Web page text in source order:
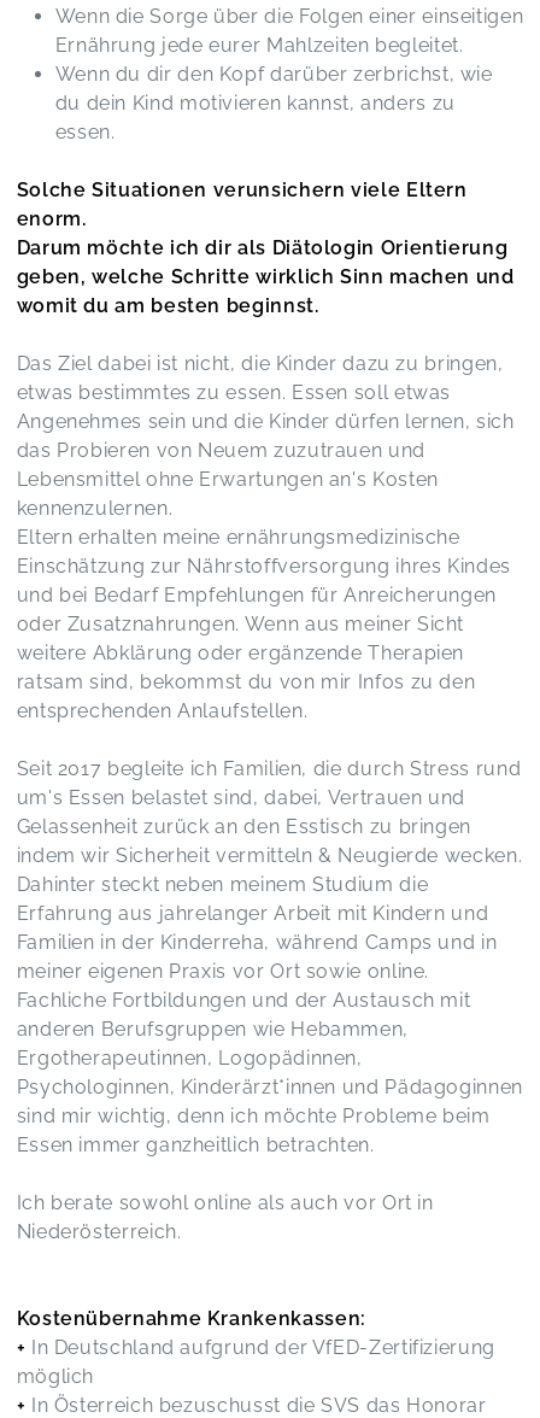
Lieblingsesser-Handbuch bei Picky Eating & ARFID
Aline,Mar 13
Danke für den interessanten Vortrag! Es war so
Sylvia-Maria,Feb 27
Vielleicht gibt es ja auch einmal die Möglichkeit
Therapeutinnen, die für Eltern beratend da sind,
zu machen. Liebe Grüße
Kinderernährung leicht gemacht! Vortrag on demand
Melanie,
Sehr toller Vortrag! Danke dafür!
Kinderernährung leicht gemacht! Vortrag on demand
Lukas,
Ein fachlich kompetentes Angebot in erfrischend
leichter Darbietung! Ein guter Input für alle, die
Kinder in Essensituationen begleiten!
Kinderernährung leicht gemacht! Vortrag on demand
Sabrina,Feb 25
Informatives Webinar Danke!
Kinderernährung leicht gemacht! Vortrag on demand
Sara, Feb 25
Sehr verständlich erklärt!
Kinderernährung leicht gemacht! Vortrag on demand
Viktoria-Mar...,Feb 25
Kinderernährung leicht gemacht! Vortrag on demand
Danke für den tollen Vortrag! War sehr informativ
:)
Kinderernährung leicht gemacht! Vortrag on demand
Michaela,
Wenn die Sorge über die Folgen einer einseitigen
Ernährung jede eurer Mahlzeiten begleitet.
Wenn du dir den Kopf darüber zerbrichst, wie
du dein Kind motivieren kannst, anders zu
essen.
Solche Situationen verunsichern viele Eltern
enorm.
Darum möchte ich dir als Diätologin Orientierung
geben, welche Schritte wirklich Sinn machen und
womit du am besten beginnst.
Das Ziel dabei ist nicht, die Kinder dazu zu bringen,
etwas bestimmtes zu essen. Essen soll etwas
Angenehmes sein und die Kinder dürfen lernen, sich
das Probieren von Neuem zuzutrauen und
Lebensmittel ohne Erwartungen an's Kosten
kennenzulernen.
Eltern erhalten meine ernährungsmedizinische
Einschätzung zur Nährstoffversorgung ihres Kindes
und bei Bedarf Empfehlungen für Anreicherungen
oder Zusatznahrungen. Wenn aus meiner Sicht
weitere Abklärung oder ergänzende Therapien
ratsam sind, bekommst du von mir Infos zu den
entsprechenden Anlaufstellen.
Seit 2017 begleite ich Familien, die durch Stress rund
um's Essen belastet sind, dabei, Vertrauen und
Gelassenheit zurück an den Esstisch zu bringen
indem wir Sicherheit vermitteln & Neugierde wecken.
Dahinter steckt neben meinem Studium die
Erfahrung aus jahrelanger Arbeit mit Kindern und
Familien in der Kinderreha, während Camps und in
meiner eigenen Praxis vor Ort sowie online.
Fachliche Fortbildungen und der Austausch mit
anderen Berufsgruppen wie Hebammen,
Ergotherapeutinnen, Logopädinnen,
Psychologinnen, Kinderärzt*innen und Pädagoginnen
sind mir wichtig, denn ich möchte Probleme beim
Essen immer ganzheitlich betrachten.
Ich berate sowohl online als auch vor Ort in
Niederösterreich.
Kostenübernahme Krankenkassen:
+ In Deutschland aufgrund der VfED-Zertifizierung
möglich
+ In Österreich bezuschusst die SVS das Honorar